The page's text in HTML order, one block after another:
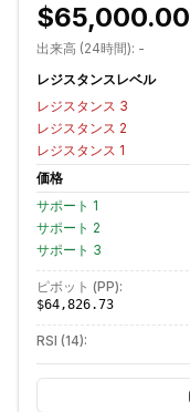
$65,000.00
出来高 (24時間): -
レジスタンスレベル
レジスタンス 3
レジスタンス 2
レジスタンス 1
価格
サポート 1
サポート 2
サポート 3
ピボット (PP):
$64,826.73
RSI (14):